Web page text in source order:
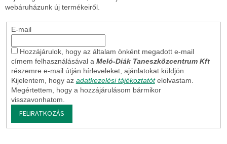
webáruházunk új termékeiről.
E-mail
Hozzájárulok, hogy az általam önként megadott e-mail
címem felhasználásával a Meló-Diák Taneszközcentrum Kft
részemre e-mail útján hírleveleket, ajánlatokat küldjön.
Kijelentem, hogy az adatkezelési tájékoztatót elolvastam.
Megértettem, hogy a hozzájárulásom bármikor
visszavonhatom.
FELIRATKOZÁS